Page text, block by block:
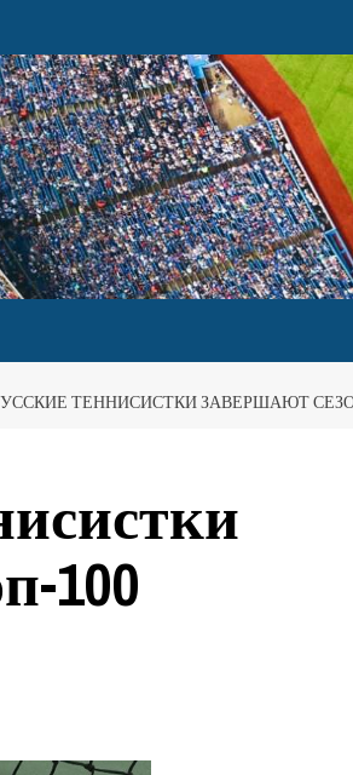
ТЕННИСИСТКИ ЗАВЕРШАЮТ
100